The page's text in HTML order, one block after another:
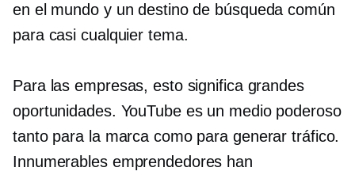
en el mundo y un destino de búsqueda común
para casi cualquier tema.
Para las empresas, esto significa grandes
oportunidades. YouTube es un medio poderoso
tanto para la marca como para generar tráfico.
Innumerables emprendedores han